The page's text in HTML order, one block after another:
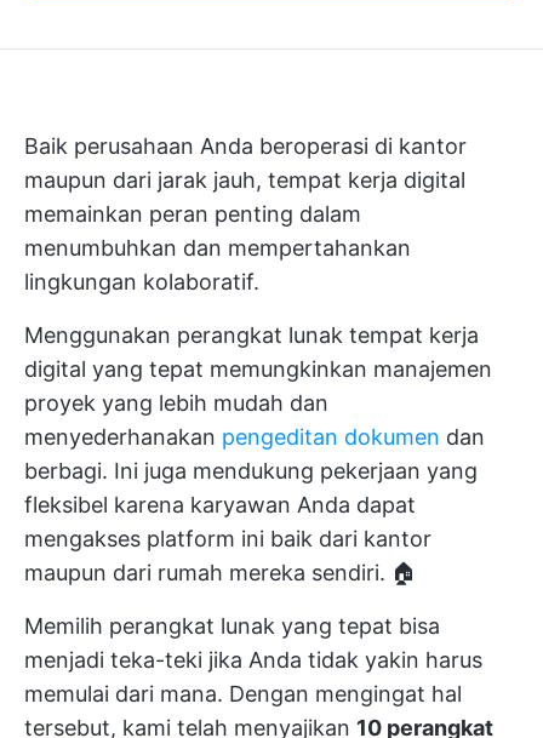
Baik perusahaan Anda beroperasi di kantor
maupun dari jarak jauh, tempat kerja digital
memainkan peran penting dalam
menumbuhkan dan mempertahankan
lingkungan kolaboratif.
Menggunakan perangkat lunak tempat kerja
digital yang tepat memungkinkan manajemen
proyek yang lebih mudah dan
menyederhanakan pengeditan dokumen dan
berbagi. Ini juga mendukung pekerjaan yang
fleksibel karena karyawan Anda dapat
mengakses platform ini baik dari kantor
maupun dari rumah mereka sendiri. 🏠
Memilih perangkat lunak yang tepat bisa
menjadi teka-teki jika Anda tidak yakin harus
memulai dari mana. Dengan mengingat hal
tersebut, kami telah menyajikan 10 perangkat